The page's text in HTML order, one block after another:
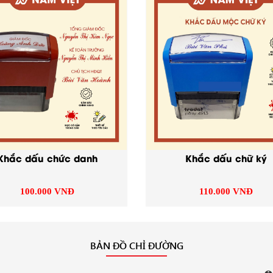
mẫu mã khác nhau đáp ứng mọi nhu cầu sử dụng của khách hàng. 2
năm nhảy số tự động và dấu ngày tháng năm vặn số.
10 số… có tác dụng tránh những sai sót, nhầm lẫn và tiết kiệm thời
xoay rất dễ dàng. Kiểu ghi ngày tháng năm cũng rất đa dạng, có cả
nhu cầu của từng khách hàng.
không chỉ đòi hỏi độ sắc nét, chính xác mà còn cần độ bền cao.
muốn là giá thành rẻ. Hiện nay trên thị trường có rất nhiều cơ
dấu chức danh
100.000 VNĐ
Khắc dấu chữ ký
110.000 VNĐ
BẢN ĐỒ CHỈ ĐƯỜNG